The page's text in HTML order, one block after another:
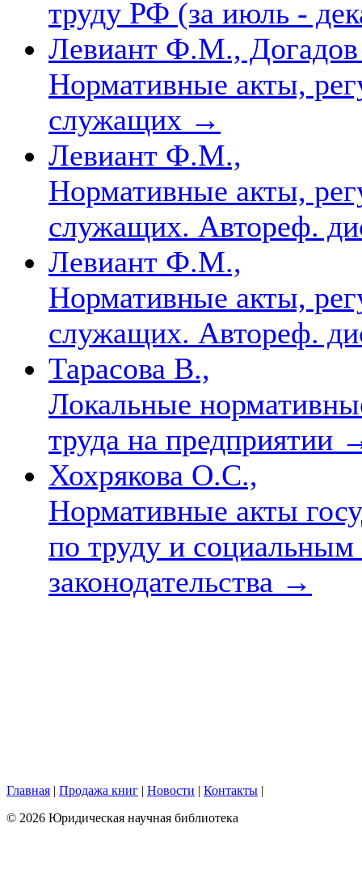
труду РФ (за июль -
Левиант Ф.М.,
Нормативные акты,
служащих →
Левиант Ф.М.,
Нормативные акты,
служащих. Автореф.
Левиант Ф.М.,
Нормативные акты,
служащих. Автореф.
Тарасова В.,
Локальные
труда на предприятии
Хохрякова О.С.,
Нормативные акты
по труду и социальным
законодательства →
Главная | Продажа книг | Новости | Контакты |
© 2026 Юридическая научная библиотека